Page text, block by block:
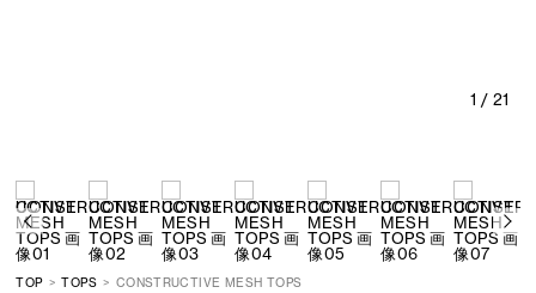
1 / 21
TOP TOPS CONSTRUCTIVE MESH TOPS